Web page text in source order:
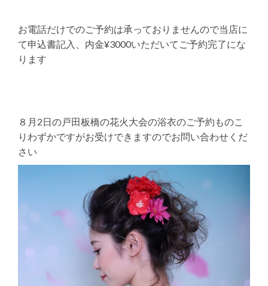
お電話だけでのご予約は承っておりませんので当店に
て申込書記入、内金¥3000いただいてご予約完了にな
ります
８月2日の戸田板橋の花火大会の浴衣のご予約ものこ
りわずかですがお受けできますのでお問い合わせくだ
さい